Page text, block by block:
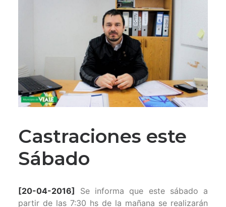
PARQUE INDUSTRIAL
RECAUDACIONES
Castraciones este
Sábado
[20-04-2016]
Se informa que este sábado a
partir de las 7:30 hs de la mañana se realizarán